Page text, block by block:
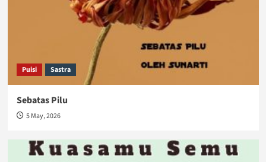
Puisi Sastra
Sebatas Pilu
5 May, 2026